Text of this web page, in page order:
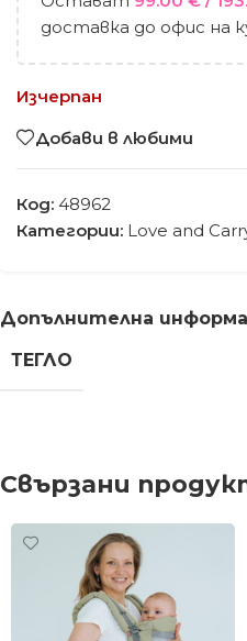
доставка до офис на
Изчерпан
Добави в любими
Код: 48962
Категории: Love and
Допълнителна
ТЕГЛО
Свързани